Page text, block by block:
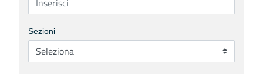
Sezioni